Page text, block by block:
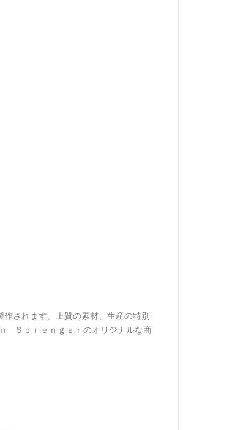
されます。上質の素材、生産の特別
Ｓｐｒｅｎｇｅｒのオリジナルな商